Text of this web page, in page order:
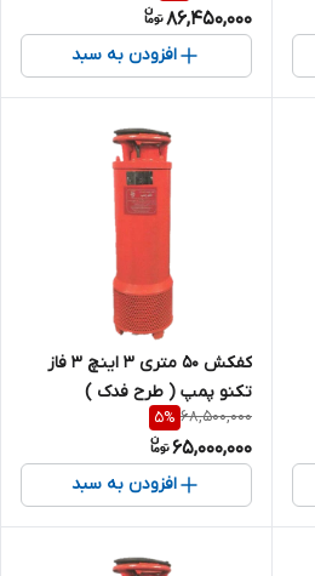
86,450,000
افزودن به سبد
کفکش 50 متری 3 اینچ 3 فاز
تکنو پمپ ( طرح فدک )
68,500,000
5%
65,000,000
افزودن به سبد